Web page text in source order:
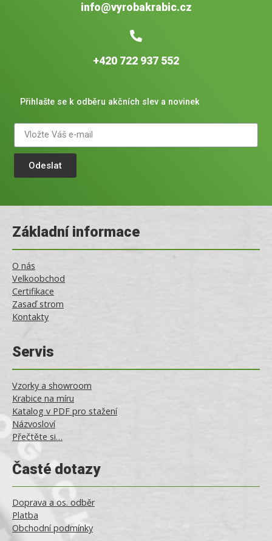
info@vyrobakrabic.cz
+420 722 937 552
Přihlašte se k odběru akčních slev a novinek
Odeslat
Základní informace
O nás
Velkoobchod
Certifikace
Zasaď strom
Kontakty
Servis
Vzorky a showroom
Krabice na míru
Katalog v PDF pro stažení
Názvosloví
Přečtěte si…
Časté dotazy
Doprava a os. odběr
Platba
Obchodní podmínky